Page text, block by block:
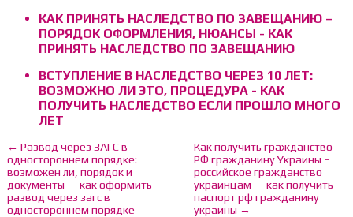
КАК ПРИНЯТЬ НАСЛЕДСТВО ПО ЗАВЕЩАНИЮ –
ПОРЯДОК ОФОРМЛЕНИЯ, НЮАНСЫ - КАК
ПРИНЯТЬ НАСЛЕДСТВО ПО ЗАВЕЩАНИЮ
ВСТУПЛЕНИЕ В НАСЛЕДСТВО ЧЕРЕЗ 10 ЛЕТ:
ВОЗМОЖНО ЛИ ЭТО, ПРОЦЕДУРА - КАК
ПОЛУЧИТЬ НАСЛЕДСТВО ЕСЛИ ПРОШЛО МНОГО
ЛЕТ
← Развод через ЗАГС в
одностороннем порядке:
возможен ли, порядок и
документы — как оформить
развод через загс в
одностороннем порядке
Как получить гражданство
РФ гражданину Украины –
российское гражданство
украинцам — как получить
паспорт рф гражданину
украины →